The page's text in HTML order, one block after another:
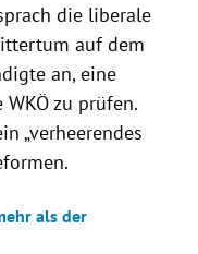
die liberale
auf dem
an, eine
zu prüfen.
„verheerendes
als der